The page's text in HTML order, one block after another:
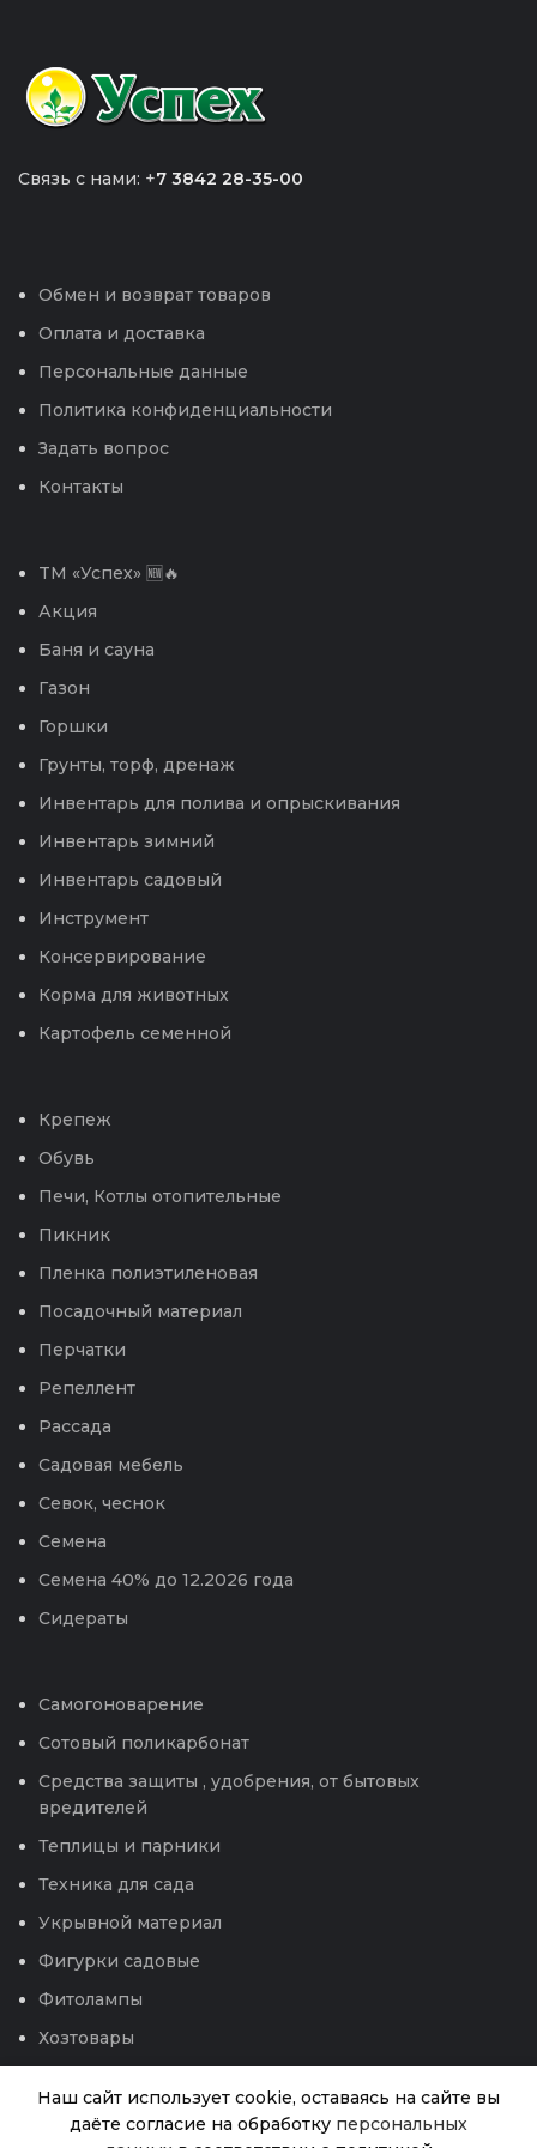
Связь с нами: +7 3842 28-35-00
Обмен и возврат товаров
Оплата и доставка
Персональные данные
Политика конфиденциальности
Задать вопрос
Контакты
TM «Успех» 🆕🔥
Акция
Баня и сауна
Газон
Горшки
Грунты, торф, дренаж
Инвентарь для полива и опрыскивания
Инвентарь зимний
Инвентарь садовый
Инструмент
Консервирование
Корма для животных
Картофель семенной
Крепеж
Обувь
Печи, Котлы отопительные
Пикник
Пленка полиэтиленовая
Посадочный материал
Перчатки
Репеллент
Рассада
Садовая мебель
Севок, чеснок
Семена
Семена 40% до 12.2026 года
Сидераты
Самогоноварение
Сотовый поликарбонат
Средства защиты , удобрения, от бытовых
вредителей
Теплицы и парники
Техника для сада
Укрывной материал
Фигурки садовые
Фитолампы
Хозтовары
Электроприборы
Наш сайт использует cookie, оставаясь на сайте вы
даёте согласие на обработку персональных